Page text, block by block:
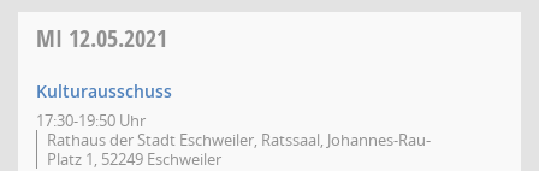
MI 12.05.2021
Kulturausschuss
17:30-19:50 Uhr
Rathaus der Stadt Eschweiler, Ratssaal, Johannes-Rau-
Platz 1, 52249 Eschweiler